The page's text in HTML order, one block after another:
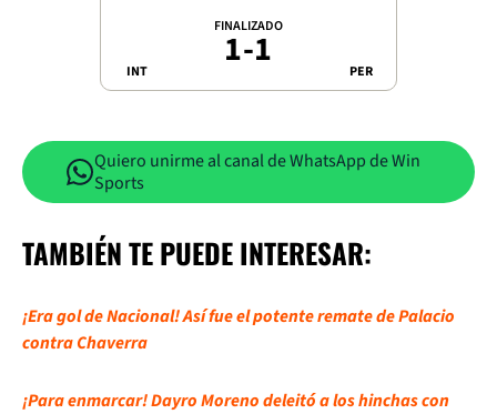
INT
FINALIZADO
1-1 PER
Quiero unirme al canal de WhatsApp de Win
Sports
TAMBIÉN TE PUEDE INTERESAR:
¡Era gol de Nacional! Así fue el potente remate de Palacio
contra Chaverra
¡Para enmarcar! Dayro Moreno deleitó a los hinchas con